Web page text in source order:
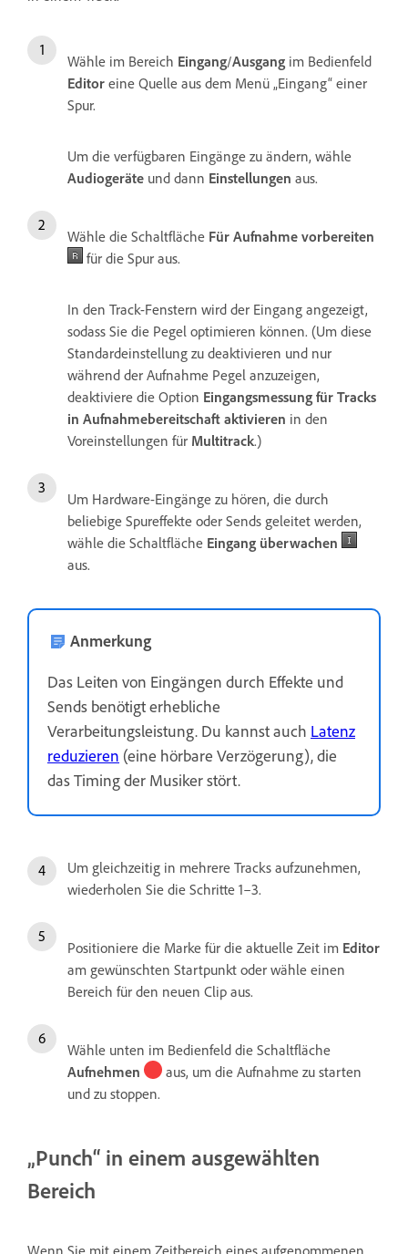
Wähle im Bereich Eingang/Ausgang im Bedienfeld
Editor eine Quelle aus dem Menü „Eingang“ einer
Spur.
Um die verfügbaren Eingänge zu ändern, wähle
Audiogeräte und dann Einstellungen aus.
Wähle die Schaltfläche Für Aufnahme vorbereiten
für die Spur aus.
In den Track-Fenstern wird der Eingang angezeigt,
sodass Sie die Pegel optimieren können. (Um diese
Standardeinstellung zu deaktivieren und nur
während der Aufnahme Pegel anzuzeigen,
deaktiviere die Option Eingangsmessung für Tracks
in Aufnahmebereitschaft aktivieren in den
Voreinstellungen für Multitrack.)
Um Hardware-Eingänge zu hören, die durch
beliebige Spureffekte oder Sends geleitet werden,
wähle die Schaltfläche Eingang überwachen
aus.
Anmerkung
Das Leiten von Eingängen durch Effekte und
Sends benötigt erhebliche
Verarbeitungsleistung. Du kannst auch Latenz
reduzieren (eine hörbare Verzögerung), die
das Timing der Musiker stört.
Um gleichzeitig in mehrere Tracks aufzunehmen,
wiederholen Sie die Schritte 1–3.
Positioniere die Marke für die aktuelle Zeit im Editor
am gewünschten Startpunkt oder wähle einen
Bereich für den neuen Clip aus.
Wähle unten im Bedienfeld die Schaltfläche
Aufnehmen
aus, um die Aufnahme zu starten
und zu stoppen.
„Punch“ in einem ausgewählten
Bereich